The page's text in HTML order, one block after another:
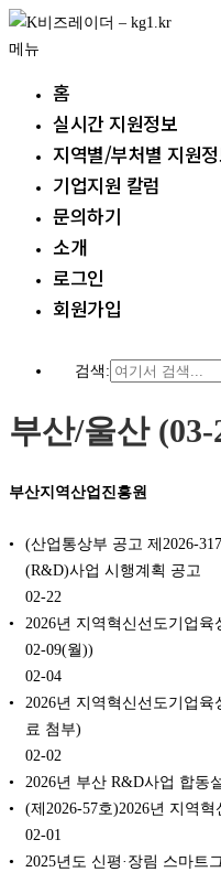
내
용
메뉴
홈
실시간 지원정보
지역별/부처별 지원
기업지원 칼럼
문의하기
소개
로그인
회원가입
검색:
부산/울산 (03-
부산지역산업진흥원
(산업통상부 공고 제2026-
(R&D)사업 시행계획 공고
02-22
2026년 지역혁신선도기업
02-09(월))
02-04
2026년 지역혁신선도기업
료 첨부)
02-02
2026년 부산 R&D사업 합동
(제2026-57호)2026년 지역
02-01
2025년도 신평·장림 스마트